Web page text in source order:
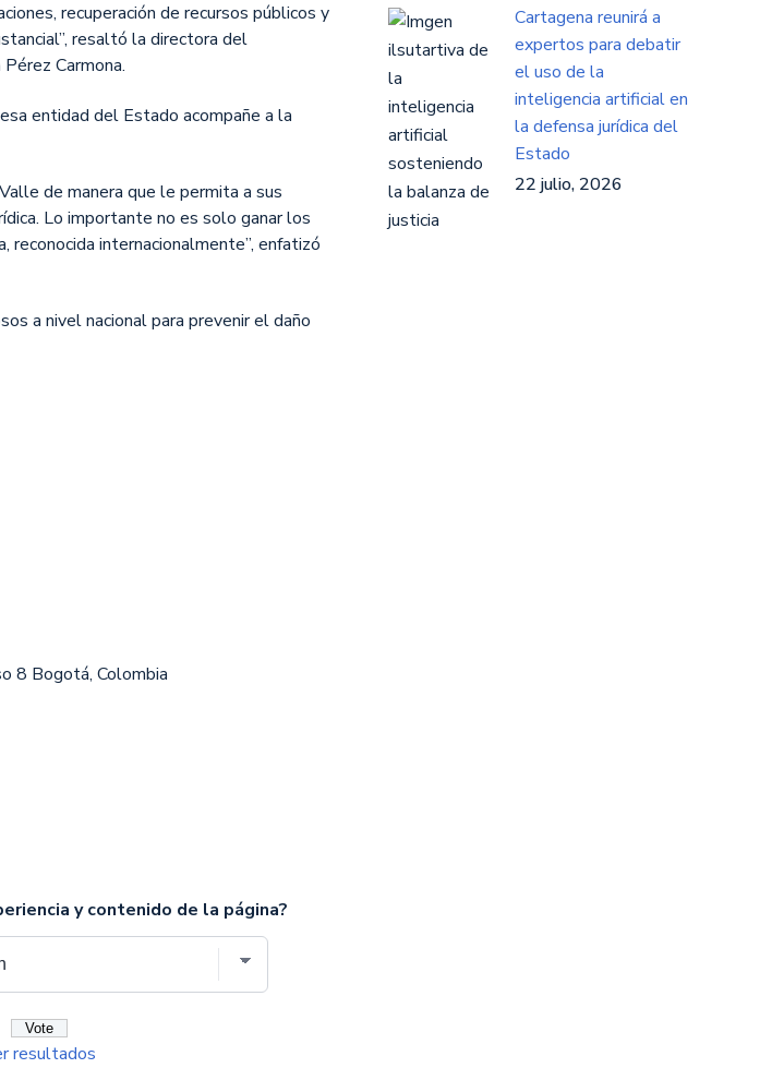
recuperación de recursos públicos y
resaltó la directora del
Carmona.
entidad del Estado acompañe a la
de manera que le permita a sus
Lo importante no es solo ganar los
internacionalmente”, enfatizó
a nivel nacional para prevenir el daño
Cartagena reunirá a
expertos para debatir
el uso de la
inteligencia artificial en
la defensa jurídica del
Estado
22 julio, 2026
8 Bogotá, Colombia
y contenido de la página?
resultados